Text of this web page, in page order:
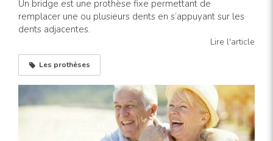
Un bridge est une prothèse fixe permettant de
remplacer une ou plusieurs dents en s’appuyant sur les
dents adjacentes.
Lire l'article
Les prothèses